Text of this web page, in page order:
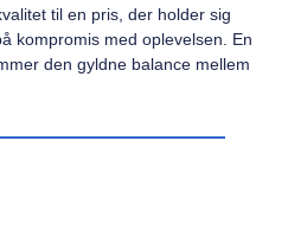
til en pris, der holder sig
kompromis med oplevelsen. En
den gyldne balance mellem